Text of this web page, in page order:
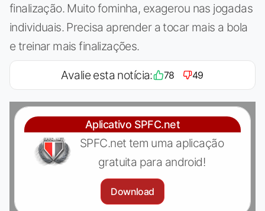
finalização. Muito fominha, exagerou nas jogadas
individuais. Precisa aprender a tocar mais a bola
e treinar mais finalizações.
Avalie esta notícia: 78 49
Aplicativo SPFC.net
SPFC.net tem uma aplicação
gratuita para android!
Download